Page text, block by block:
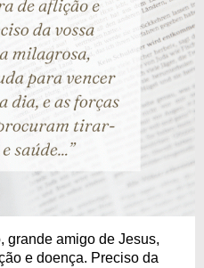
grande amigo de Jesus,
e doença. Preciso da